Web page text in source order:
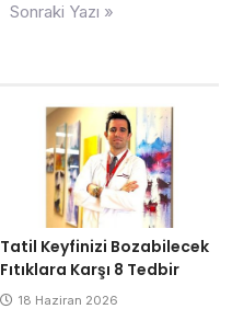
Sonraki Yazı »
Tatil Keyfinizi Bozabilecek
Fıtıklara Karşı 8 Tedbir
18 Haziran 2026